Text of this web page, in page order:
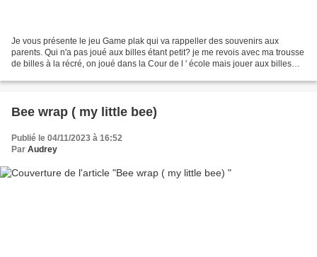
Je vous présente le jeu Game plak qui va rappeller des souvenirs aux
parents. Qui n'a pas joué aux billes étant petit? je me revois avec ma trousse
de billes à la récré, on joué dans la Cour de l ' école mais jouer aux billes
Bee wrap ( my little bee)
Publié le 04/11/2023 à 16:52
Par Audrey